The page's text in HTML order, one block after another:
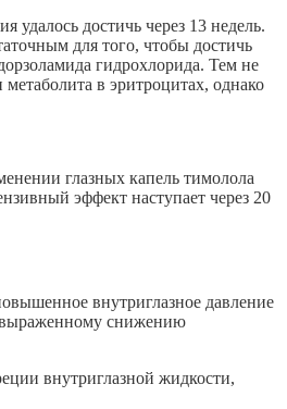
удалось достичь через 13 недель.
для того, чтобы достичь
гидрохлорида. Тем не
в эритроцитах, однако
глазных капель тимолола
эффект наступает через 20
внутриглазное давление
выраженному снижению
внутриглазной жидкости,